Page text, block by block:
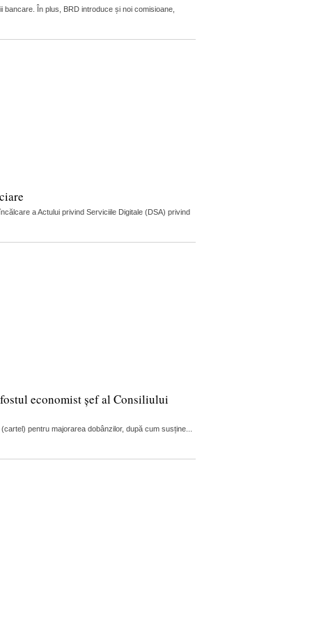
În plus, BRD introduce și noi comisioane,
a Actului privind Serviciile Digitale (DSA) privind
economist șef al Consiliului
pentru majorarea dobânzilor, după cum susține...